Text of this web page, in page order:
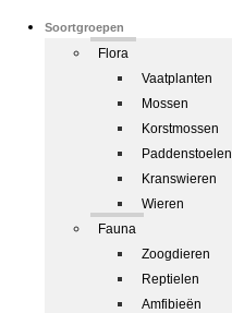
Soortgroepen
Flora
Vaatplanten
Mossen
Korstmossen
Paddenstoelen
Kranswieren
Wieren
Fauna
Zoogdieren
Reptielen
Amfibieën